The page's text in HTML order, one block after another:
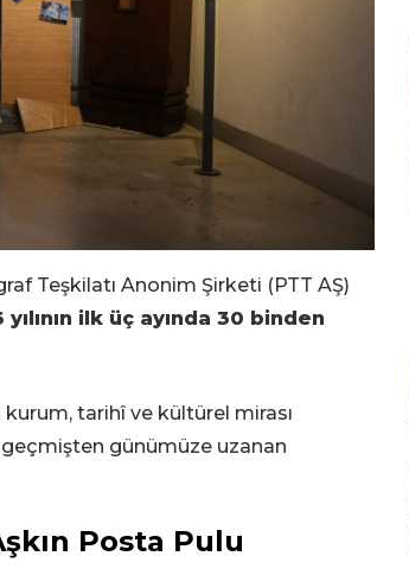
Teşkilatı Anonim Şirketi (PTT AŞ)
yılının ilk üç ayında 30 binden
tarihî ve kültürel mirası
günümüze uzanan
Posta Pulu